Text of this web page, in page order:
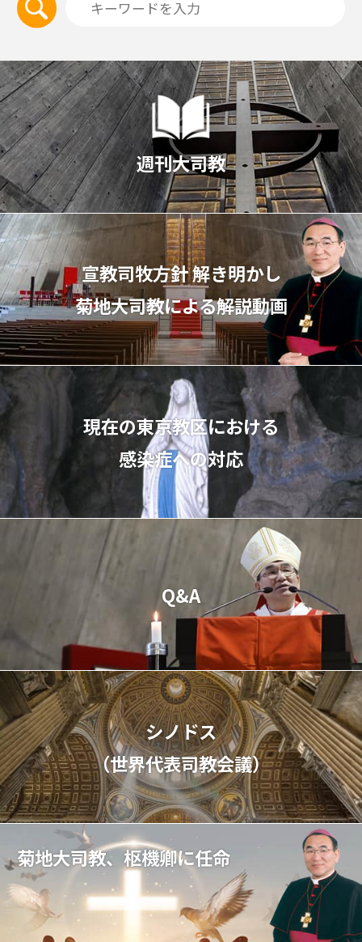
週刊大司教
宣教司牧⽅針 解き明かし
菊地⼤司教による解説動画
現在の東京教区における
感染症への対応
Q&A
シノドス
（世界代表司教会議）
菊地大司教、枢機卿に任命